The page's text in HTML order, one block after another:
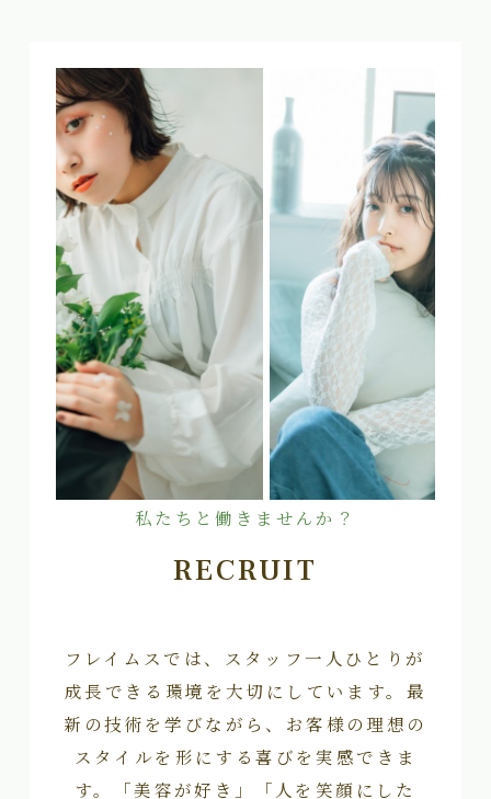
私たちと働きませんか？
RECRUIT
フレイムスでは、スタッフ一人ひとりが
成長できる環境を大切にしています。最
新の技術を学びながら、お客様の理想の
スタイルを形にする喜びを実感できま
す。「美容が好き」「人を笑顔にした